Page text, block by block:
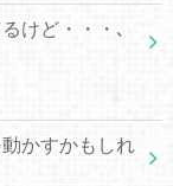
けど・・・､
かすかもしれ